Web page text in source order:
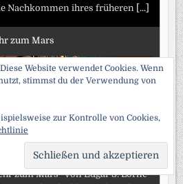
Nachkommen ihres früheren [...]
zum Mars
zum Mars“ von Edgar S. Lorne
Website verwendet Cookies. Wenn
stimmst du der Verwendung von
zur Kontrolle von Cookies,
TO
TOP